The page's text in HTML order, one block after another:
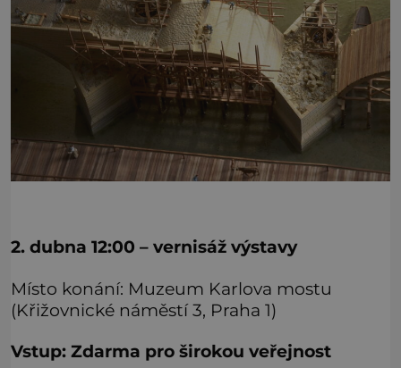
2. dubna 12:00 – vernisáž výstavy
Místo konání: Muzeum Karlova mostu
(Křižovnické náměstí 3, Praha 1)
Vstup: Zdarma pro širokou veřejnost